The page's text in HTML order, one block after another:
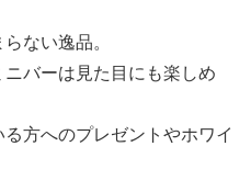
ない逸品。
バーは見た目にも楽しめ
方へのプレゼントやホワイ